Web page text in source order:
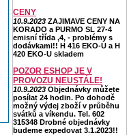
CENY
10.9.2023 ZAJIMAVE CENY NA
KORADO a PURMO SL 27-4
emisní třída ,4, - problémy s
dodávkami!! H 416 EKO-U a H
420 EKO-U skladem
POZOR ESHOP JE V
PROVOZU NEUSTÁLE!
10.9.2023 Objednávky můžete
posílat 24 hodin. Po dohodě
možný výdej zboží v průběhu
svátků a víkendu. Tel. 602
315348 Drobné objednávky
budeme expedovat 3.1.2023!!